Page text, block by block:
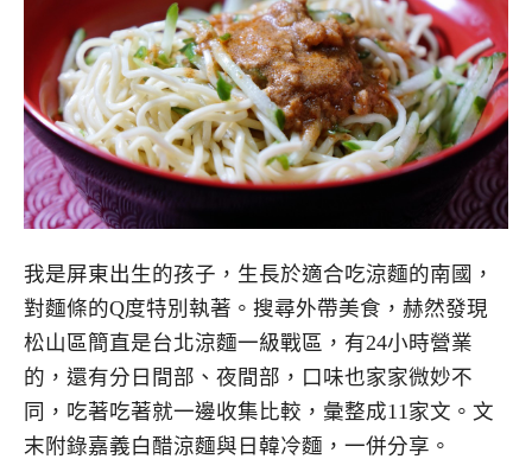
我是屏東出生的孩子，生長於適合吃涼麵的南國，
對麵條的Q度特別執著。搜尋外帶美食，赫然發現
松山區簡直是台北涼麵一級戰區，有24小時營業
的，還有分日間部、夜間部，口味也家家微妙不
同，吃著吃著就一邊收集比較，彙整成11家文。文
末附錄嘉義白醋涼麵與日韓冷麵，一併分享。